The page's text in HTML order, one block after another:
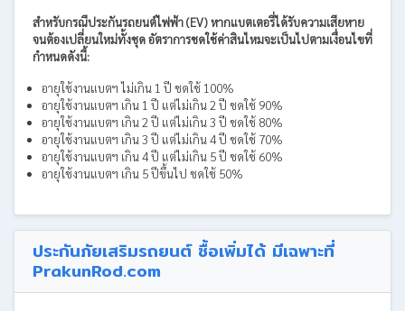
สำหรับกรณีประกันรถยนต์ไฟฟ้า (EV) หากแบตเตอรี่ได้รับความเสียหาย
จนต้องเปลี่ยนใหม่ทั้งชุด อัตราการชดใช้ค่าสินไหมจะเป็นไปตามเงื่อนไขที่
กำหนดดังนี้:
อายุใช้งานแบตฯ ไม่เกิน 1 ปี ชดใช้ 100%
อายุใช้งานแบตฯ เกิน 1 ปี แต่ไม่เกิน 2 ปี ชดใช้ 90%
อายุใช้งานแบตฯ เกิน 2 ปี แต่ไม่เกิน 3 ปี ชดใช้ 80%
อายุใช้งานแบตฯ เกิน 3 ปี แต่ไม่เกิน 4 ปี ชดใช้ 70%
อายุใช้งานแบตฯ เกิน 4 ปี แต่ไม่เกิน 5 ปี ชดใช้ 60%
อายุใช้งานแบตฯ เกิน 5 ปีขึ้นไป ชดใช้ 50%
ประกันภัยเสริมรถยนต์ ซื้อเพิ่มได้ มีเฉพาะที่
PrakunRod.com